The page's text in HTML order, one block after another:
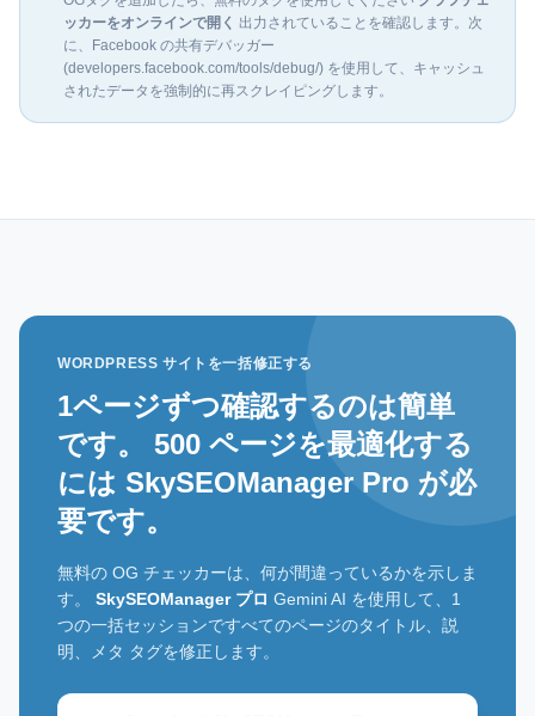
ッカーをオンラインで開く 出力されていることを確認します。次
に、Facebook の共有デバッガー
(developers.facebook.com/tools/debug/) を使用して、キャッシュ
されたデータを強制的に再スクレイピングします。
WORDPRESS サイトを一括修正する
1ページずつ確認するのは簡単
です。 500 ページを最適化する
には SkySEOManager Pro が必
要です。
無料の OG チェッカーは、何が間違っているかを示しま
す。 SkySEOManager プロ Gemini AI を使用して、1
つの一括セッションですべてのページのタイトル、説
明、メタ タグを修正します。